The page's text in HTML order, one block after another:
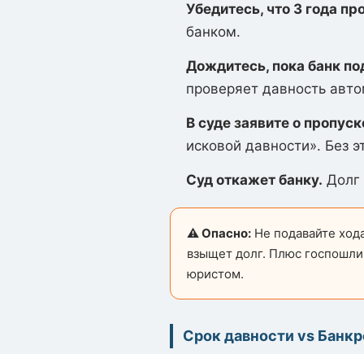
Убедитесь, что 3 года
банком.
Дождитесь, пока банк
проверяет давность
В суде заявите о
исковой давности». Без
Суд откажет банку. Долг
⚠️ Опасно: Не подавайте
взыщет долг. Плюс
юристом.
Срок давности vs